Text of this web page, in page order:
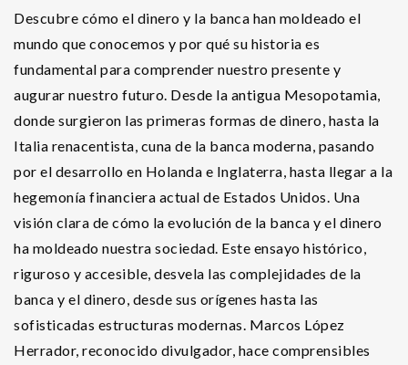
Descubre cómo el dinero y la banca han moldeado el
mundo que conocemos y por qué su historia es
fundamental para comprender nuestro presente y
augurar nuestro futuro. Desde la antigua Mesopotamia,
donde surgieron las primeras formas de dinero, hasta la
Italia renacentista, cuna de la banca moderna, pasando
por el desarrollo en Holanda e Inglaterra, hasta llegar a la
hegemonía financiera actual de Estados Unidos. Una
visión clara de cómo la evolución de la banca y el dinero
ha moldeado nuestra sociedad. Este ensayo histórico,
riguroso y accesible, desvela las complejidades de la
banca y el dinero, desde sus orígenes hasta las
sofisticadas estructuras modernas. Marcos López
Herrador, reconocido divulgador, hace comprensibles